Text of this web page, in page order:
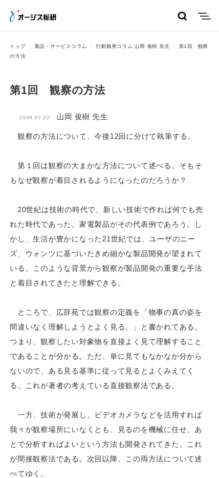
トップ 製品・サービスコラム 行動観察コラム 山岡 俊樹 先生
第1回 観察
の方法
第1回 観察の方法
2009.07.22 山岡 俊樹 先生
観察の方法について、今後12回に分けて執筆する。
第１回は観察の大まかな方法について述べる。そもそ
もなぜ観察が着目されるようになったのだろうか？
20世紀は技術の時代で、新しい技術で作れば何でも売
れた時代であった。家電製品がその代表例であろう。し
かし、生活が豊かになった21世紀では、ユーザのニー
ズ、ウォンツに基づいたきめ細かな製品開発が望まれて
いる。このような背景から観察が製品開発の重要な手法
と着目されてきたと理解できる。
ところで、広辞苑では観察の定義を「物事の真の姿を
間違いなく理解しようとよく見る。」と書かれてある。
つまり、観察したい対象物を直接よく見て理解すること
であることが分かる。ただ、単に見てもなかなか分から
ないので、ある見る基準に従って見るとよくみえてく
る。これが著者の考えている直接観察法である。
一方、技術が発展し、ビデオカメラなどを活用すれば
我々が観察場所にいなくとも、見るのを機械に任せ、あ
とで分析すればよいという方法も開発されてきた。これ
が間接観察法である。次回以降、この両方法について述
べてゆく。